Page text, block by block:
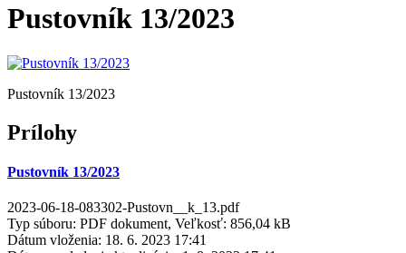
Pustovník 13/2023
Pustovník 13/2023
Prílohy
Pustovník 13/2023
2023-06-18-083302-Pustovn__k_13.pdf
Typ súboru: PDF dokument, Veľkosť: 856,04 kB
Dátum vloženia: 18. 6. 2023 17:41